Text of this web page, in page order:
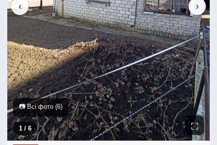
‹ ›
1 / 6 ⛶
📷 Всі фото (6)